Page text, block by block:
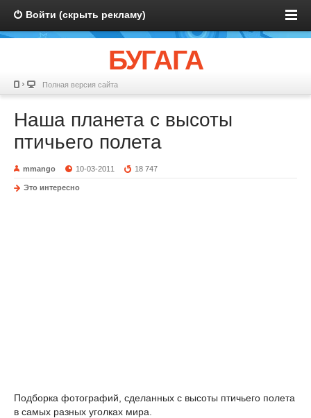
Войти (скрыть рекламу)
БУГАГА
Полная версия сайта
Наша планета с высоты
птичьего полета
mmango 10-03-2011 18 747
Это интересно
Подборка фотографий, сделанных с высоты птичьего полета
в самых разных уголках мира.